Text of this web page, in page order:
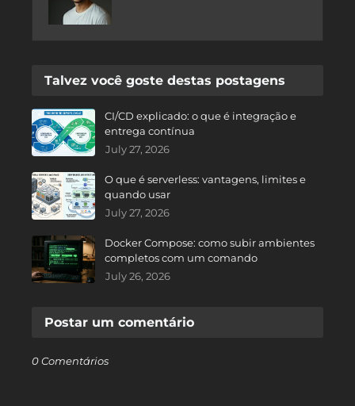
Talvez você goste destas postagens
CI/CD explicado: o que é integração e
entrega contínua
July 27, 2026
O que é serverless: vantagens, limites e
quando usar
July 27, 2026
Docker Compose: como subir ambientes
completos com um comando
July 26, 2026
Postar um comentário
0 Comentários